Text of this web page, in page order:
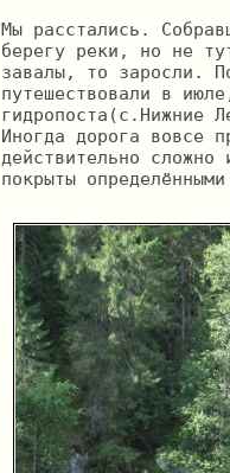
Мы расстались.
берегу реки, но не
завалы, то заросли.
путешествовали в
гидропоста(с.Нижние
Иногда дорога вовсе
действительно
покрыты